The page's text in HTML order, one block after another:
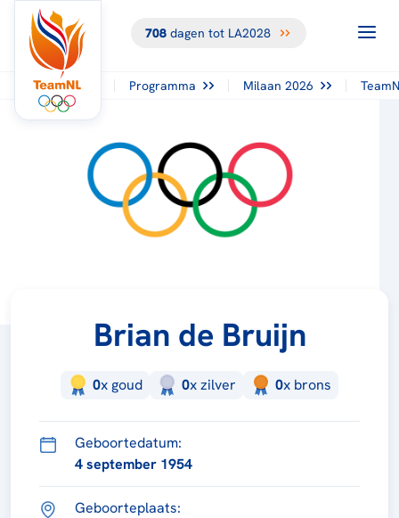
708dagen tot LA2028
Programma Milaan 2026
Brian de Bruijn
0x goud 0xzilver 0x brons
Geboortedatum:
4 september 1954
Geboorteplaats: